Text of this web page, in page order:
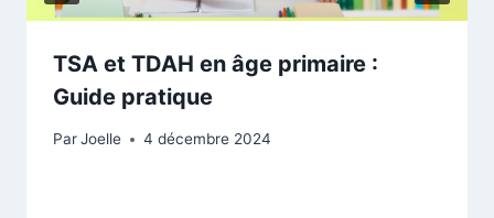
TSA et TDAH en âge primaire :
Guide pratique
ParJoelle 4 décembre 2024